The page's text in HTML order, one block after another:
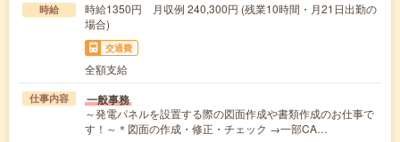
時給
時給1350円 月収例 240,300円 (残業10時間・月21日出勤の
場合)
交通費
全額支給
仕事内容 一般事務
～発電パネルを設置する際の図面作成や書類作成のお仕事で
す！～＊図面の作成・修正・チェック →一部CA…